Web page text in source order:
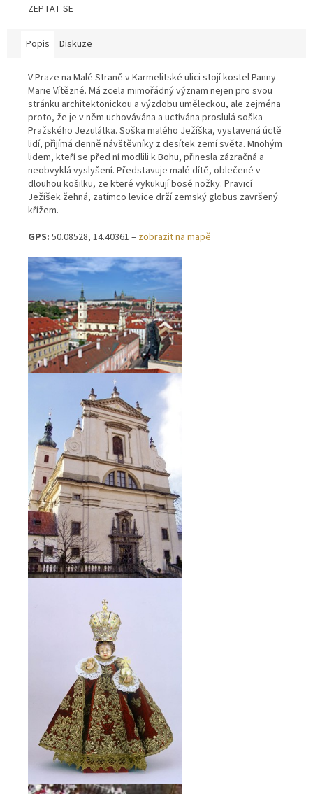
ZEPTAT SE
Popis Diskuze
V Praze na Malé Straně v Karmelitské ulici stojí kostel Panny
Marie Vítězné. Má zcela mimořádný význam nejen pro svou
stránku architektonickou a výzdobu uměleckou, ale zejména
proto, že je v něm uchovávána a uctívána proslulá soška
Pražského Jezulátka. Soška malého Ježíška, vystavená úctě
lidí, přijímá denně návštěvníky z desítek zemí světa. Mnohým
lidem, kteří se před ní modlili k Bohu, přinesla zázračná a
neobvyklá vyslyšení. Představuje malé dítě, oblečené v
dlouhou košilku, ze které vykukují bosé nožky. Pravicí
Ježíšek žehná, zatímco levice drží zemský globus završený
křížem.
GPS: 50.08528, 14.40361 –zobrazit na mapě